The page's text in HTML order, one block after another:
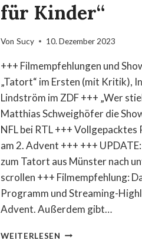
für Kinder“
Von Sucy 10. Dezember 2023
+++ Filmempfehlungen und
„Tatort“ im Ersten (mit Kritik),
Lindström im ZDF +++ „Wer
Matthias Schweighöfer die
NFL bei RTL +++ Vollgepacktes
am 2. Advent +++ +++
zum Tatort aus Münster nach
scrollen +++ Filmempfehlung:
Programm und Streaming-
Advent. Außerdem gibt…
WEITERLESEN FILMEMPFEHLUNG: